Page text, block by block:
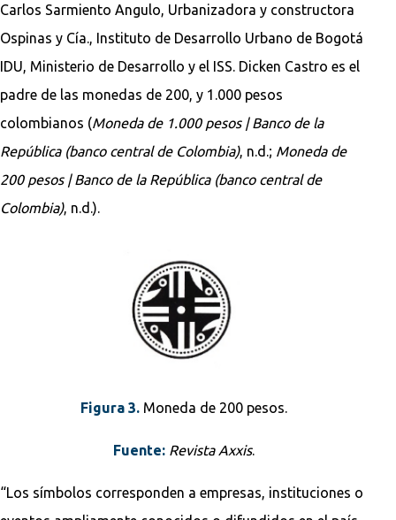
Carlos Sarmiento Angulo, Urbanizadora y constructora
Ospinas y Cía., Instituto de Desarrollo Urbano de Bogotá
IDU, Ministerio de Desarrollo y el ISS. Dicken Castro es el
padre de las monedas de 200, y 1.000 pesos
colombianos (Moneda de 1.000 pesos | Banco de la
República (banco central de Colombia), n.d.; Moneda de
200 pesos | Banco de la República (banco central de
Colombia), n.d.).
Figura 3. Moneda de 200 pesos.
Fuente: Revista Axxis.
“Los símbolos corresponden a empresas, instituciones o